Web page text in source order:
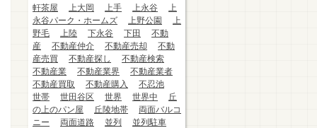
軒茶屋
上大岡 上手 上永谷
上
永谷パーク・ホームズ
上野公園
上
野毛
上陸 下永谷 下田
不動
産
不動産仲介 不動産売却
不動
産売買
不動産探し
不動産検索
不動産業
不動産業界
不動産業者
不動産買取
不動産購入
不忍池
世帯
世田谷区 世界 世界中
丘
の上のパン屋
丘陵地帯
両面バルコ
ニー
両面道路 並列
並列駐車